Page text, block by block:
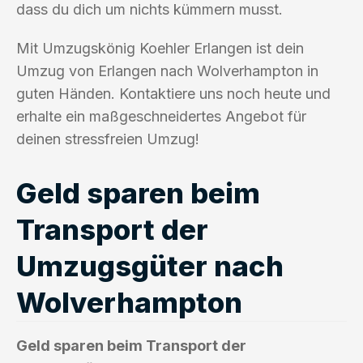
dass du dich um nichts kümmern musst.
Mit Umzugskönig Koehler Erlangen ist dein
Umzug von Erlangen nach Wolverhampton in
guten Händen. Kontaktiere uns noch heute und
erhalte ein maßgeschneidertes Angebot für
deinen stressfreien Umzug!
Geld sparen beim
Transport der
Umzugsgüter nach
Wolverhampton
Geld sparen beim Transport der